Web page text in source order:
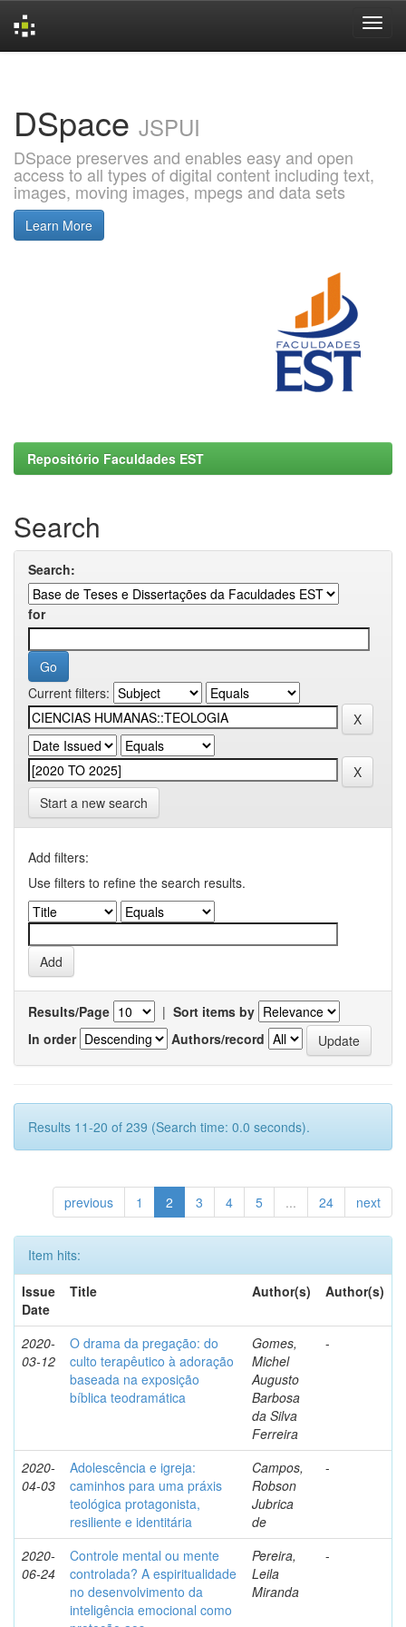
DSpace JSPUI
DSpace preserves and enables easy and open
access to all types of digital content including text,
images, moving images, mpegs and data sets
Learn More
Repositório Faculdades EST
Search
Search:
for
Current filters:
Start a new search
Add filters:
Use filters to refine the search results.
Results/Page | Sort items by
In order
Authors/record
Results 11-20 of 239 (Search time: 0.0 seconds).
previous 1 2 3 4 5 ... 24 next
Item hits:
Issue
Date
Title Author(s) Author(s)
2020-
03-12
O drama da pregação: do
culto terapêutico à adoração
baseada na exposição
bíblica teodramática
Gomes,
Michel
Augusto
Barbosa
da Silva
Ferreira
-
2020-
04-03
Adolescência e igreja:
caminhos para uma práxis
teológica protagonista,
resiliente e identitária
Campos,
Robson
Jubrica
de
-
2020-
06-24
Controle mental ou mente
controlada? A espiritualidade
no desenvolvimento da
inteligência emocional como
Pereira,
Leila
Miranda
-